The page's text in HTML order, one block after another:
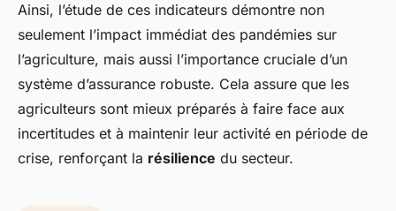
Ainsi, l’étude de ces indicateurs démontre non
seulement l’impact immédiat des pandémies sur
l’agriculture, mais aussi l’importance cruciale d’un
système d’assurance robuste. Cela assure que les
agriculteurs sont mieux préparés à faire face aux
incertitudes et à maintenir leur activité en période de
crise, renforçant la résilience du secteur.